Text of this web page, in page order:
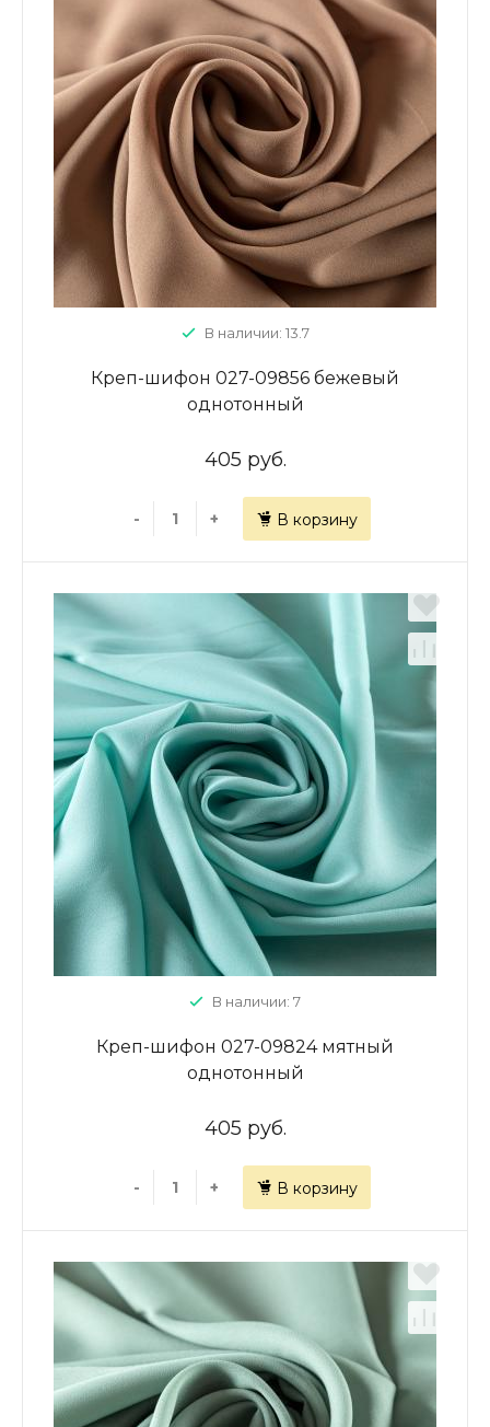
В наличии: 13.7
Креп-шифон 027-09856 бежевый
однотонный
405 руб.
- + В корзину
В наличии: 7
Креп-шифон 027-09824 мятный
однотонный
405 руб.
- + В корзину